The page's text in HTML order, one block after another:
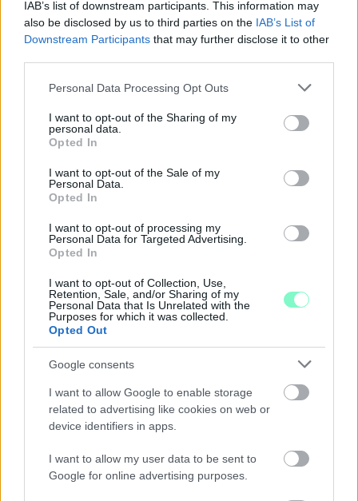
IAB’s list of downstream participants. This information may
also be disclosed by us to third parties on the IAB’s List of
Downstream Participants that may further disclose it to other
Please note that this website/app uses one or more Google
not limited to your visit or usage behaviour. You may click to
grant or deny consent to Google and its third-party tags to
use your data for below specified purposes in below Google
consent section.
Personal Data Processing Opt Outs
I want to opt-out of the Sharing of my
personal data.
Opted In
I want to opt-out of the Sale of my
Personal Data.
Opted In
I want to opt-out of processing my
Personal Data for Targeted Advertising.
Opted In
I want to opt-out of Collection, Use,
Retention, Sale, and/or Sharing of my
Personal Data that Is Unrelated with the
Purposes for which it was collected.
Opted Out
Google consents
I want to allow Google to enable storage
related to advertising like cookies on web or
device identifiers in apps.
I want to allow my user data to be sent to
Google for online advertising purposes.
CSILLAGOK, HULLÓCSILLAGOK ÉS
NAPFOGYATKOZÁS: KÜLÖNLEGES CSILLAGÁSZATI
Három estén is az égbolt kerül a középpontba: távcsöves
augusztus 12-én egy látványos részleges napfogyatkozást is
megfigyelhetnek az érdeklődők.